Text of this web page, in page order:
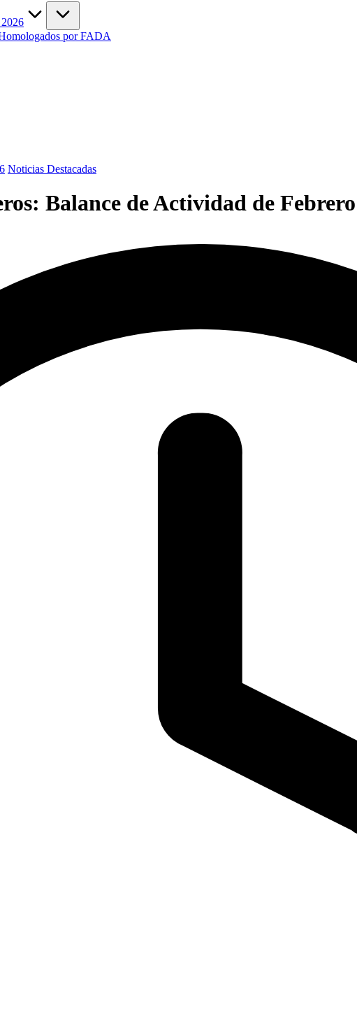
por FADA
Noticias Destacadas
Balance de Actividad de